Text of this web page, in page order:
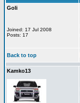
Goli
Joined: 17 Jul 2008
Posts: 17
Back to top
Kamko13